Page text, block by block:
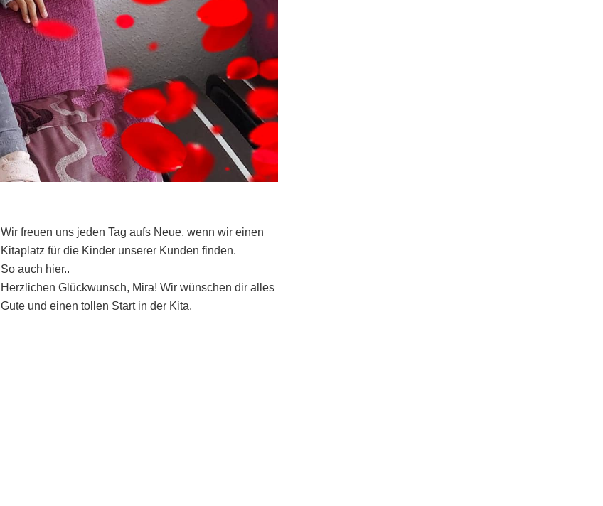
Wir freuen uns jeden Tag aufs Neue, wenn wir einen
Kitaplatz für die Kinder unserer Kunden finden.
So auch hier..
Herzlichen Glückwunsch, Mira! Wir wünschen dir alles
Gute und einen tollen Start in der Kita.